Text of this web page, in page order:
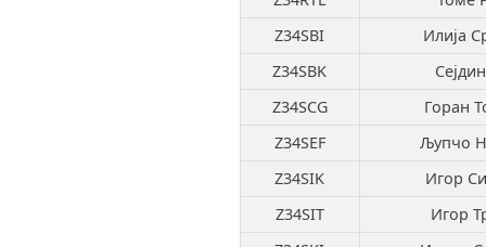
Z34SBI
Илија
Z34SBK
Z34SCG
Горан
Z34SEF
Љупчо
Z34SIK
Игор
Z34SIT
Игор